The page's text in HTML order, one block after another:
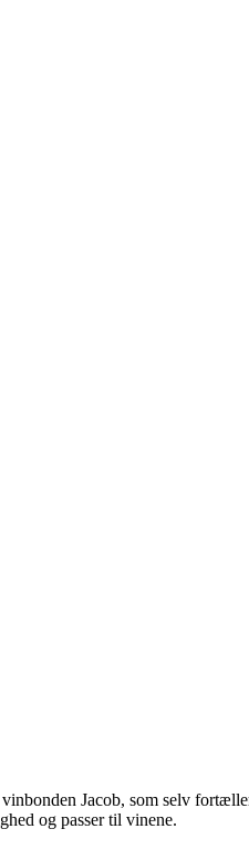
Jacob, som selv
og passer til vinene.